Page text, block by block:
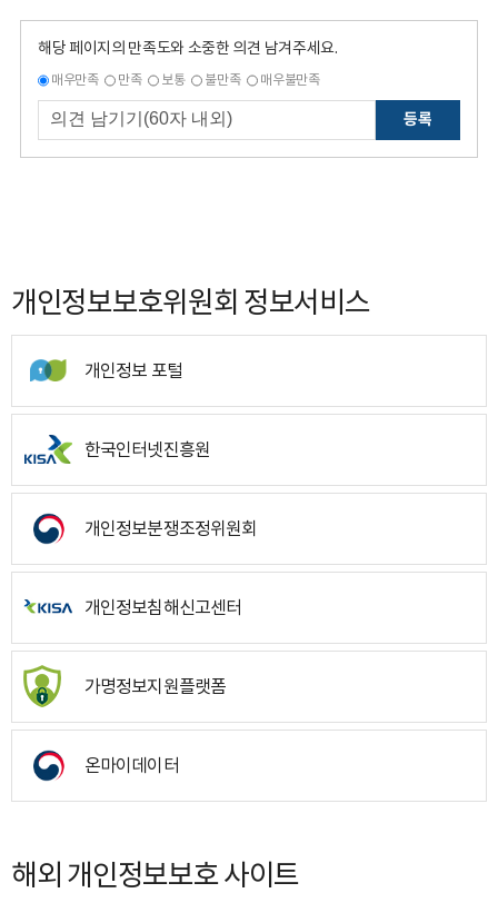
해당 페이지의 만족도와 소중한 의견 남겨주세요.
매우만족 만족 보통 불만족 매우불만족
등록
개인정보보호위원회 정보서비스
개인정보 포털
한국인터넷진흥원
개인정보분쟁조정위원회
개인정보침해신고센터
가명정보지원플랫폼
온마이데이터
해외 개인정보보호 사이트